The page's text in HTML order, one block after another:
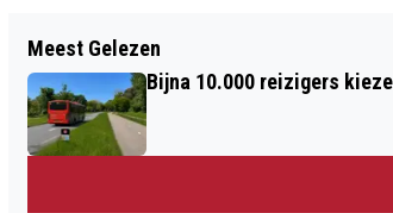
ZWAMMENFESTIJN ÉN
BIJZONDERE HERFST IN
NOORDHOLLANDSE
Meest Gelezen
Bijna 10.000 reizigers